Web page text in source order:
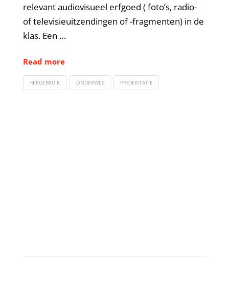
relevant audiovisueel erfgoed ( foto’s, radio-
of televisieuitzendingen of -fragmenten) in de
klas. Een …
Read more
HERGEBRUIK ONDERWIJS PRESENTATIE